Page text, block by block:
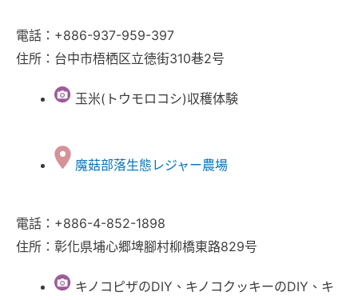
電話：+886-937-959-397
住所：台中市梧栖区立徳街310巷2号
玉米(トウモロコシ)収穫体験
魔菇部落生態レジャー農場
電話：+886-4-852-1898
住所：彰化県埔心郷埤腳村柳橋東路829号
キノコピザのDIY、キノコクッキーのDIY、キ